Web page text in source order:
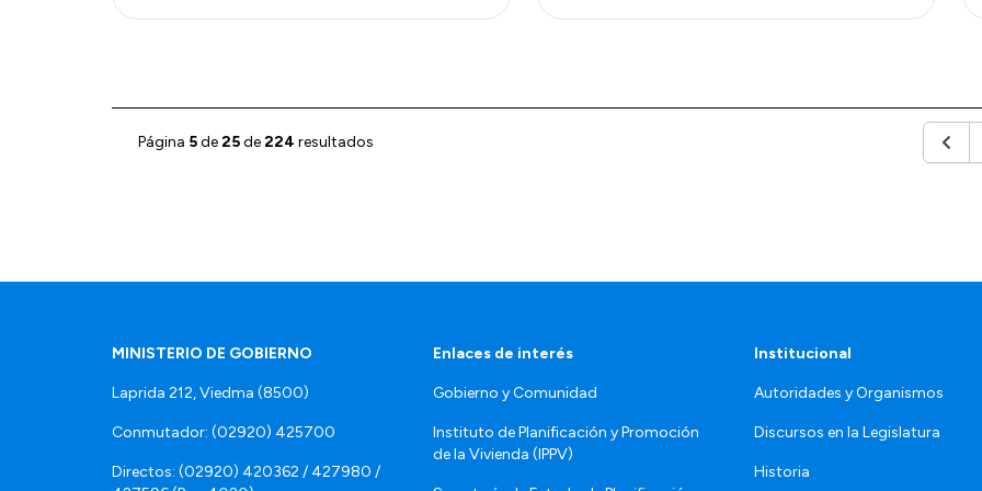
Página 5de25de224 resultados
MINISTERIO DE GOBIERNO
Laprida 212, Viedma (8500)
Conmutador: (02920) 425700
Directos: (02920) 420362 / 427980 /
Enlaces de interés
Gobierno y Comunidad
Instituto de Planificación y Promoción
de la Vivienda (IPPV)
Institucional
Autoridades y Organismos
Discursos en la Legislatura
Historia